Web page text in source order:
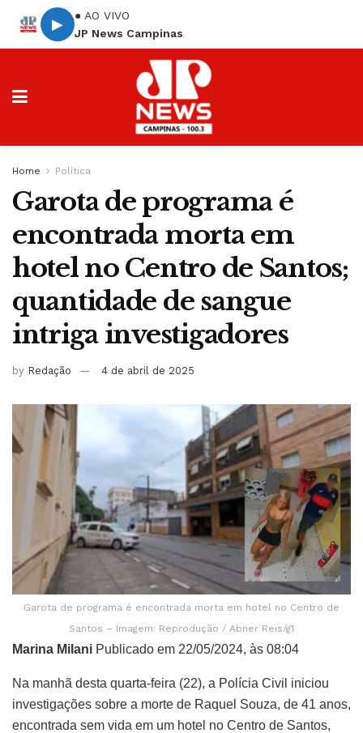
▶
● AO VIVO
JP News Campinas
Home Política
Garota de programa é
encontrada morta em
hotel no Centro de Santos;
quantidade de sangue
intriga investigadores
by Redação 4 de abril de 2025
Garota de programa é encontrada morta em hotel no Centro de
Santos – Imagem: Reprodução / Abner Reis/g1
Marina Milani Publicado em 22/05/2024, às 08:04
Na manhã desta quarta-feira (22), a Polícia Civil iniciou
investigações sobre a morte de Raquel Souza, de 41 anos,
encontrada sem vida em um hotel no Centro de Santos,